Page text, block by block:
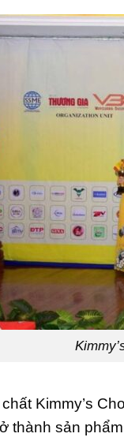
Kimmy’s
thành sản